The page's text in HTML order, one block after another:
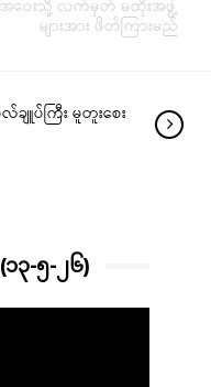
ဝေးသို့ လက်မှတ် မထိုးအဖွဲ့
များအား ဖိတ်ကြားမည်
ချူပ်ကြီး မူတူးစေး
၃-၅-၂၆)